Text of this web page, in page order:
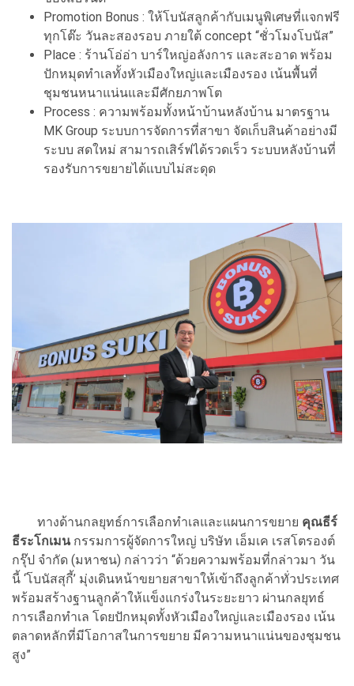
Promotion Bonus : ให้โบนัสลูกค้ากับเมนูพิเศษที่แจกฟรี
ทุกโต๊ะ วันละสองรอบ ภายใต้ concept “ชั่วโมงโบนัส”
Place : ร้านโอ่อ่า บาร์ใหญ่อลังการ และสะอาด พร้อม
ปักหมุดทำเลทั้งหัวเมืองใหญ่และเมืองรอง เน้นพื้นที่
ชุมชนหนาแน่นและมีศักยภาพโต
Process : ความพร้อมทั้งหน้าบ้านหลังบ้าน มาตรฐาน
MK Group ระบบการจัดการที่สาขา จัดเก็บสินค้าอย่างมี
ระบบ สดใหม่ สามารถเสิร์ฟได้รวดเร็ว ระบบหลังบ้านที่
รองรับการขยายได้แบบไม่สะดุด
ทางด้านกลยุทธ์การเลือกทำเลและแผนการขยาย คุณธีร์
ธีระโกเมนกรรมการผู้จัดการใหญ่ บริษัท เอ็มเค เรสโตรองต์
กรุ๊ป จำกัด (มหาชน) กล่าวว่า “ด้วยความพร้อมที่กล่าวมา วัน
นี้ ‘โบนัสสุกี้’ มุ่งเดินหน้าขยายสาขาให้เข้าถึงลูกค้าทั่วประเทศ
พร้อมสร้างฐานลูกค้าให้แข็งแกร่งในระยะยาว ผ่านกลยุทธ์
การเลือกทำเล โดยปักหมุดทั้งหัวเมืองใหญ่และเมืองรอง เน้น
ตลาดหลักที่มีโอกาสในการขยาย มีความหนาแน่นของชุมชน
สูง”